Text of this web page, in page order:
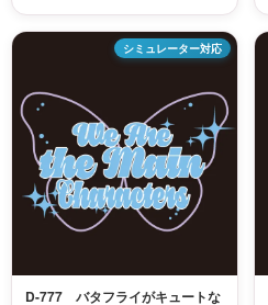
シミュレーター対応
D-777 バタフライがキュートな